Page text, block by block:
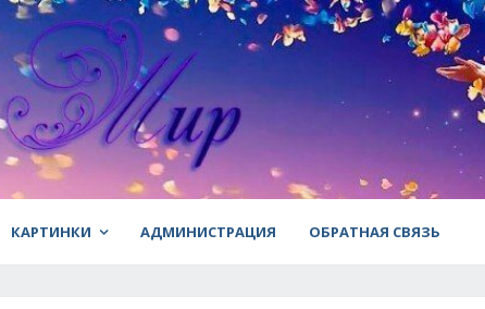
КАРТИНКИ АДМИНИСТРАЦИЯ ОБРАТНАЯ СВЯЗЬ